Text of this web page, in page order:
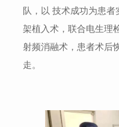
队，以 技术成功为患
架植入术，联合电生理
射频消融术，患者术后
走。